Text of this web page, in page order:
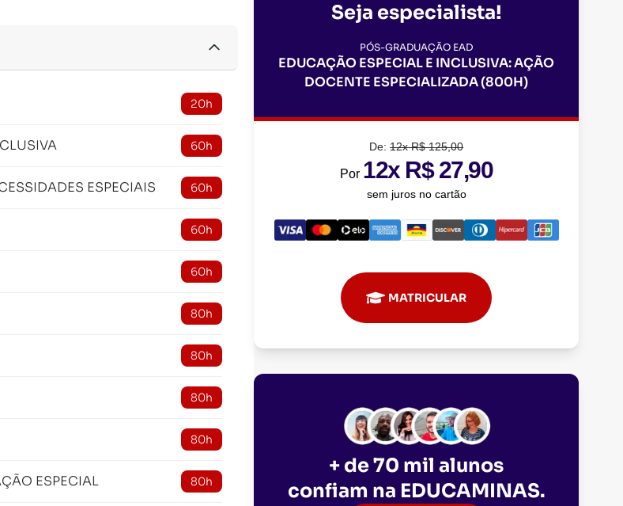
20h
60h
ESPECIAIS 60h
60h
60h
80h
80h
80h
80h
ESPECIAL 80h
Seja especialista!
PÓS-GRADUAÇÃO EAD
EDUCAÇÃO ESPECIAL E INCLUSIVA: AÇÃO
DOCENTE ESPECIALIZADA (800H)
De:12x R$ 125,00
Por 12x R$ 27,90
sem juros no cartão
MATRICULAR
+ de 70 mil alunos
confiam na EDUCAMINAS.